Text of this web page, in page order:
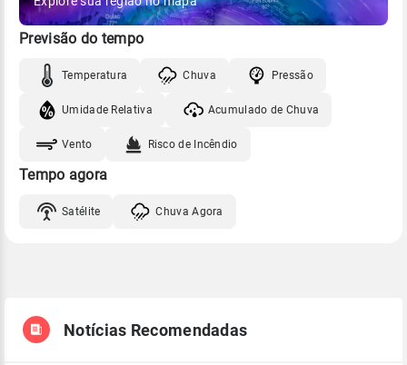
Previsão do tempo
Temperatura Chuva Pressão
Umidade Relativa Acumulado de Chuva
Vento Risco de Incêndio
Tempo agora
Satélite Chuva Agora
Notícias Recomendadas